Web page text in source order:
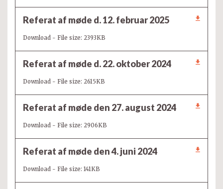
Referat af møde d. 12. februar 2025
Download - File size: 2393KB
Referat af møde d. 22. oktober 2024
Download - File size: 2615KB
Referat af møde den 27. august 2024
Download - File size: 2906KB
Referat af møde den 4. juni 2024
Download - File size: 141KB